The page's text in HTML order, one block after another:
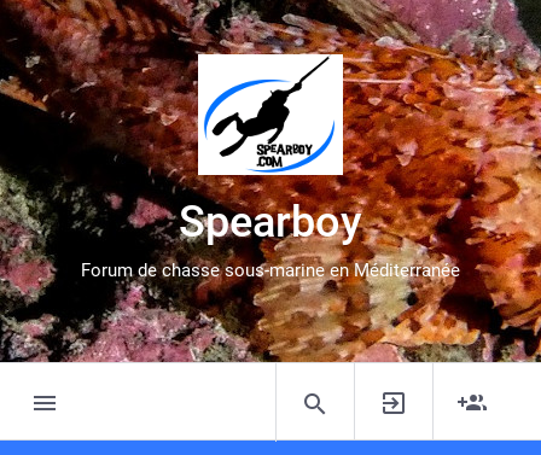
Spearboy
Forum de chasse sous-marine en Méditerranée